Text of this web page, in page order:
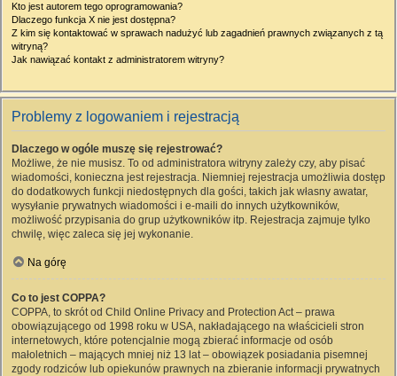
Kto jest autorem tego oprogramowania?
Dlaczego funkcja X nie jest dostępna?
Z kim się kontaktować w sprawach nadużyć lub zagadnień prawnych związanych z tą
witryną?
Jak nawiązać kontakt z administratorem witryny?
Problemy z logowaniem i rejestracją
Dlaczego w ogóle muszę się rejestrować?
Możliwe, że nie musisz. To od administratora witryny zależy czy, aby pisać
wiadomości, konieczna jest rejestracja. Niemniej rejestracja umożliwia dostęp
do dodatkowych funkcji niedostępnych dla gości, takich jak własny awatar,
wysyłanie prywatnych wiadomości i e-maili do innych użytkowników,
możliwość przypisania do grup użytkowników itp. Rejestracja zajmuje tylko
chwilę, więc zaleca się jej wykonanie.
Na górę
Co to jest COPPA?
COPPA, to skrót od Child Online Privacy and Protection Act – prawa
obowiązującego od 1998 roku w USA, nakładającego na właścicieli stron
internetowych, które potencjalnie mogą zbierać informacje od osób
małoletnich – mających mniej niż 13 lat – obowiązek posiadania pisemnej
zgody rodziców lub opiekunów prawnych na zbieranie informacji prywatnych